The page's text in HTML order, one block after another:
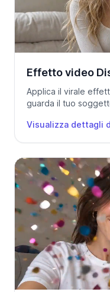
Effetto video
Applica il virale
guarda il tuo
Visualizza dettagli